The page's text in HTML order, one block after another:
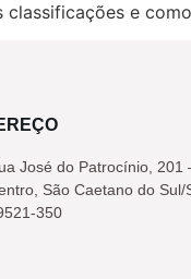
classificações e
José do Patrocínio, 201
São Caetano do Sul/
350